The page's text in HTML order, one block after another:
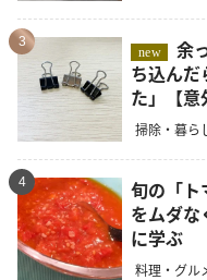
3
new
余った「ダブルクリップ」を車に持
ち込ん
た」【意
掃除・暮ら
4
旬の「ト
をムダ
に学ぶ
料理・グル